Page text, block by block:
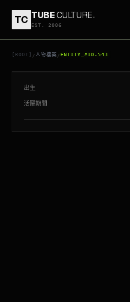
TC TUBECULTURE.
EST. 2006
[ROOT] / 人物檔案 /ENTITY_#ID.543
// ENTITY_#ID.543
卡拉古哲諾
出生
活躍期間